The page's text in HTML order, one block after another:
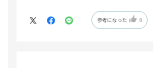
参考になった 0